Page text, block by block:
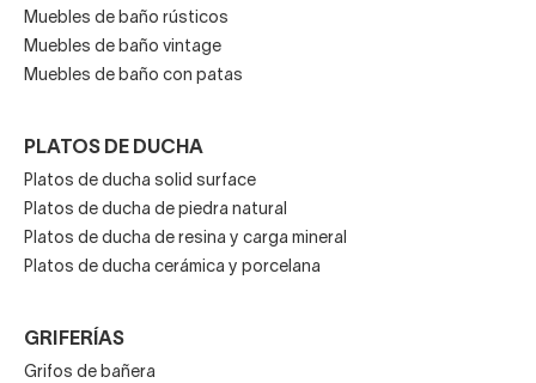
Muebles de baño rústicos
Muebles de baño vintage
Muebles de baño con patas
PLATOS DE DUCHA
Platos de ducha solid surface
Platos de ducha de piedra natural
Platos de ducha de resina y carga mineral
Platos de ducha cerámica y porcelana
GRIFERÍAS
Grifos de bañera